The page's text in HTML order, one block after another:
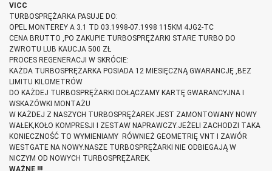
VICC
TURBOSPRĘŻARKA PASUJE DO:
OPEL MONTEREY A 3.1 TD 03.1998-07.1998 115KM 4JG2-TC
CENA BRUTTO ,PO ZAKUPIE TURBOSPRĘŻARKI STARE TURBO DO
ZWROTU LUB KAUCJA 500 ZŁ
PROCES REGENERACJI W SKRÓCIE:
KAŻDA TURBOSPRĘŻARKA POSIADA 12 MIESIĘCZNĄ GWARANCJĘ ,BEZ
LIMITU KILOMETRÓW
DO KAŻDEJ TURBOSPRĘŻARKI DOŁĄCZAMY KARTĘ GWARANCYJNA I
WSKAZÓWKI MONTAŻU
W KAŻDEJ Z NASZYCH TURBOSPRĘŻAREK JEST ZAMONTOWANY NOWY
WAŁEK,KOŁO KOMPRESJI I ZESTAW NAPRAWCZY.JEŻELI ZACHODZI TAKA
KONIECZNOŚĆ TO WYMIENIAMY RÓWNIEŻ GEOMETRIĘ VNT I ZAWÓR
WESTGATE NA NOWY.NASZE TURBOSPRĘŻARKI NIE ODBIEGAJĄ W
NICZYM OD NOWYCH TURBOSPRĘŻAREK.